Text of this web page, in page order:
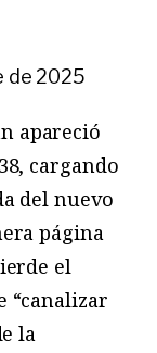
de 2025
apareció
cargando
del nuevo
página
el
“canalizar
la